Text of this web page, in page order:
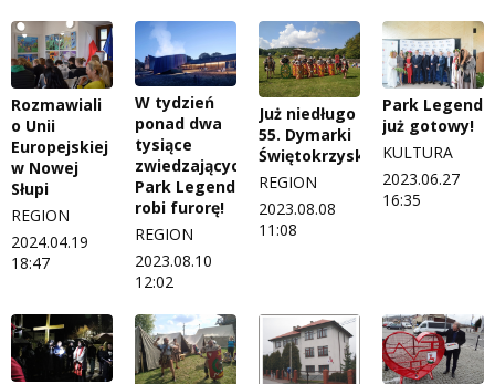
Rozmawiali
o Unii
Europejskiej
w Nowej
Słupi
REGION
2024.04.19
18:47
W tydzień
ponad dwa
tysiące
zwiedzających.
Park Legend
robi furorę!
REGION
2023.08.10
12:02
Już niedługo
55. Dymarki
Świętokrzyskie
REGION
2023.08.08
11:08
Park Legend
już gotowy!
KULTURA
2023.06.27
16:35